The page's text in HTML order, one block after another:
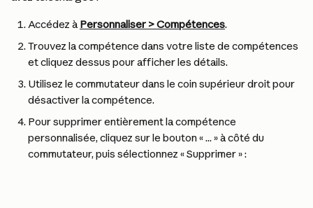
Accédez à Personnaliser > Compétences.
Trouvez la compétence dans votre liste de compétences
et cliquez dessus pour afficher les détails.
Utilisez le commutateur dans le coin supérieur droit pour
désactiver la compétence.
Pour supprimer entièrement la compétence
personnalisée, cliquez sur le bouton « ... » à côté du
commutateur, puis sélectionnez « Supprimer » :